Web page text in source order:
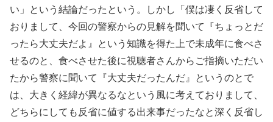
い」という結論だったという。しかし「僕は凄く反省して
おりまして、今回の警察からの見解を聞いて『ちょっとだ
ったら大丈夫だよ』という知識を得た上で未成年に食べさ
せるのと、食べさせた後に視聴者さんからご指摘いただい
たから警察に聞いて『大丈夫だったんだ』というのとで
は、大きく経緯が異なるなという風に考えておりまして、
どちらにしても反省に値する出来事だったなと深く反省し